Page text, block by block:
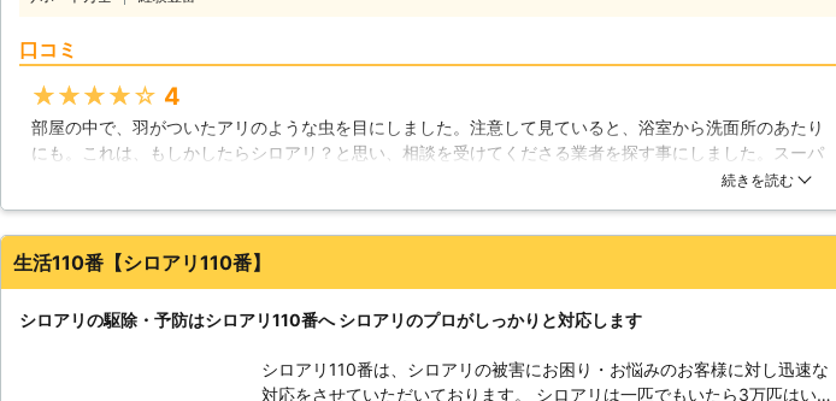
リはヤマトシロアリ以上に被害が深刻といわれていますので、発見したらす
排泄物として排出しているのです。これが人里にまで降りてくると、シロア
リとなって家屋に牙を向けるのです。 【シロアリ被害はすぐにご連絡くだ
さい！】 シロアリの被害は放っておくほど悪化するものです。当社はお見
積りは無料で行っておりますので、シロアリかな？と思った時はすぐにご連
絡ください！
口コミ
★★★★★ 4
部屋の中で、羽がついたアリのような虫を目にしました。注意して見ていると、浴室から洗面所のあたり
にも。これは、もしかしたらシロアリ？と思い、相談を受けてくださる業者を探す事にしました。スーパ
ーマン金太郎さんは、見積もりも無料という事で相談しやすく、それに駆除だけでなく、被害にあったと
事もしてくださったので、安心して住み続けられるようになりました。今後とも、定期健診などをお願い
したいと思います。
北海道 帯広市 2016年11月30日
続きを読む
生活110番【シロアリ110番】
シロアリの駆除・予防はシロアリ110番へ シロアリのプロがしっかりと対応します
シロアリ110番は、シロアリの被害にお困り・お悩みのお客様に対し迅速な
対応をさせていただいております。 シロアリは一匹でもいたら3万匹はいる